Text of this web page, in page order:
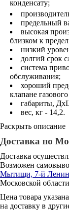
конденсату;
предельный
высокая
близком к
низкий
долгий срок
система
обслуживания;
хороший
клапане
габариты,
вес, кг - 14,2.
Раскрыть описание
Доставка по
Доставка
Возможен
Мытищи, 7-й
Московской
Цена товара
на доставку в